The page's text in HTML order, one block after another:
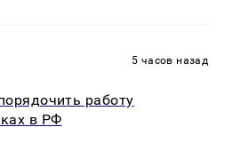
5 часов назад
работу
в РФ